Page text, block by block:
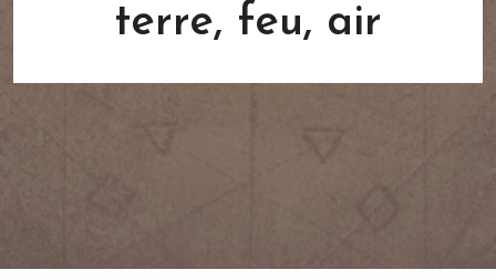
terre, feu, air